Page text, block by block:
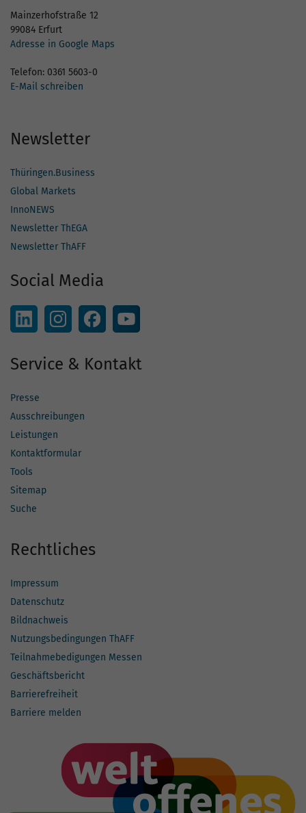
Mainzerhofstraße 12
99084 Erfurt
Adresse in Google Maps
Telefon: 0361 5603-0
E-Mail schreiben
Newsletter
Thüringen.Business
Global Markets
InnoNEWS
Newsletter ThEGA
Newsletter ThAFF
Social Media
Service & Kontakt
Presse
Ausschreibungen
Leistungen
Kontaktformular
Tools
Sitemap
Suche
Rechtliches
Impressum
Datenschutz
Bildnachweis
Nutzungsbedingungen ThAFF
Teilnahmebedigungen Messen
Geschäftsbericht
Barrierefreiheit
Barriere melden